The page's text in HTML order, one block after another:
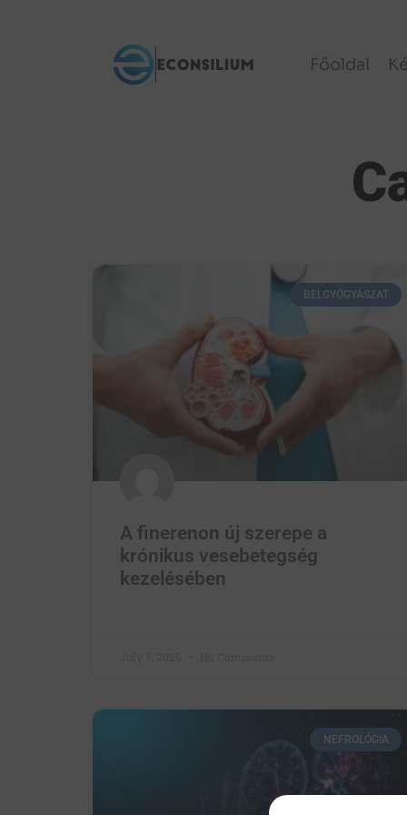
Főoldal
BELGYÓGYÁSZAT
A finerenon új szerepe a
krónikus vesebetegség
kezelésében
NEFROLÓGIA